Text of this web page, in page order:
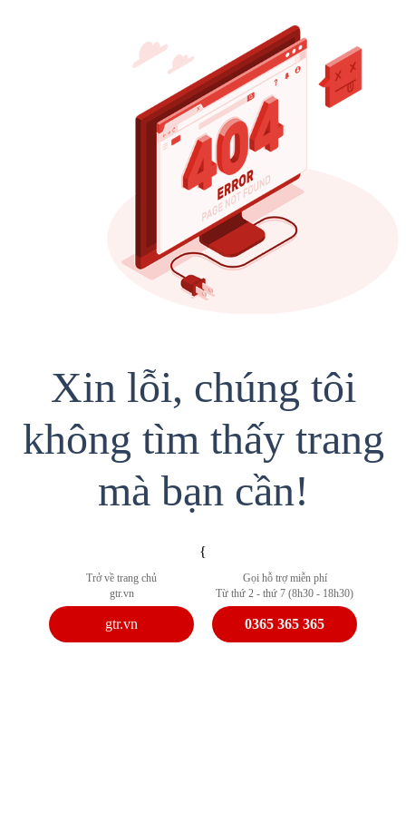
Xin lỗi, chúng tôi
không tìm thấy trang
mà bạn cần!
{
Trở về trang chủ
gtr.vn
gtr.vn
Gọi hỗ trợ miễn phí
Từ thứ 2 - thứ 7 (8h30 - 18h30)
0365 365 365